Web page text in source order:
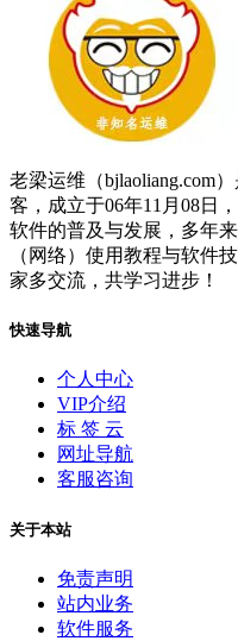
老梁运维（bjlaoliang.com
客，成立于06年11月08日
软件的普及与发展，多年
（网络）使用教程与软件
家多交流，共学习进步！
快速导航
个人中心
VIP介绍
标 签 云
网址导航
客服咨询
关于本站
免责声明
站内业务
软件服务